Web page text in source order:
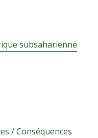
subsaharienne
/ Conséquences